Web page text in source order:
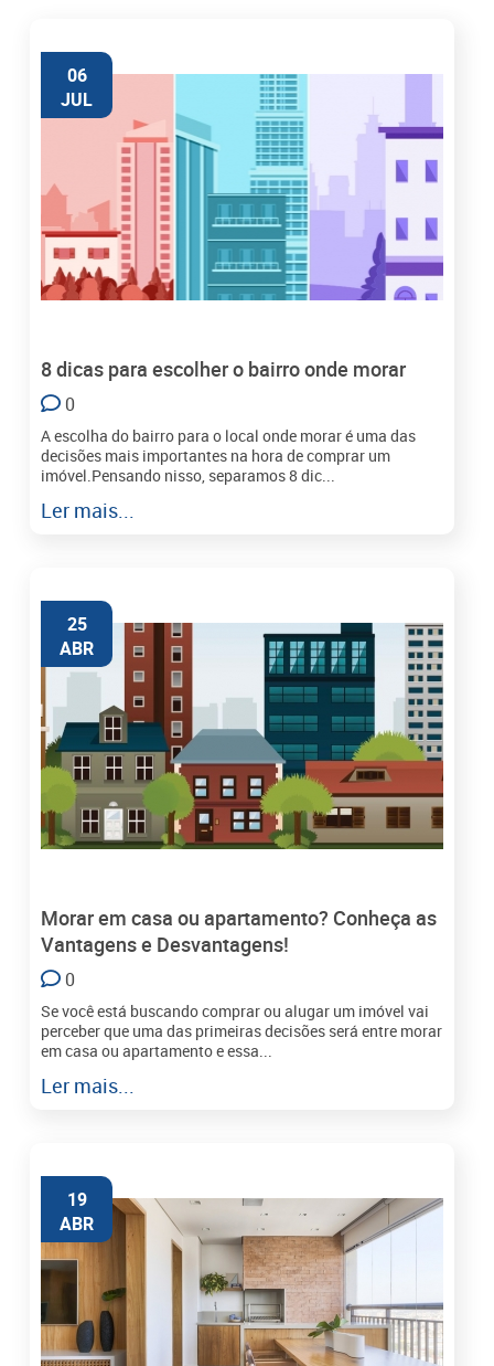
06
JUL
8 dicas para escolher o bairro onde morar
0
A escolha do bairro para o local onde morar é uma das
decisões mais importantes na hora de comprar um
imóvel.Pensando nisso, separamos 8 dic...
Ler mais...
25
ABR
Morar em casa ou apartamento? Conheça as
Vantagens e Desvantagens!
0
Se você está buscando comprar ou alugar um imóvel vai
perceber que uma das primeiras decisões será entre morar
em casa ou apartamento e essa...
Ler mais...
19
ABR